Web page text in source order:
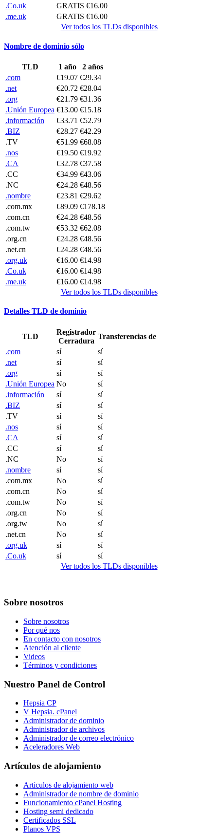
.Co.uk
GRATIS €16.00
.me.uk
GRATIS €16.00
Ver todos los TLDs disponibles
Nombre de dominio sólo
TLD 1 año
2 años
.com
€19.07 €29.34
.net
€20.72 €28.04
.org
€21.79 €31.36
.Unión Europea €13.00 €15.18
.información
€33.71 €52.79
.BIZ
€28.27 €42.29
.TV
€51.99 €68.08
.nos
€19.50 €19.92
.CA
€32.78 €37.58
.CC
€34.99 €43.06
.NC
€24.28 €48.56
.nombre
€23.81 €29.62
.com.mx
€89.09 €178.18
.com.cn
€24.28 €48.56
.com.tw
€53.32 €62.08
.org.cn
€24.28 €48.56
.net.cn
€24.28 €48.56
.org.uk
€16.00 €14.98
.Co.uk
€16.00 €14.98
.me.uk
€16.00 €14.98
Ver todos los TLDs disponibles
Detalles TLD de dominio
TLD
Registrador
Cerradura
Transferencias de
.com
sí
sí
.net
sí
sí
.org
sí
sí
.Unión Europea No
sí
.información
sí
sí
.BIZ
sí
sí
.TV
sí
sí
.nos
sí
sí
.CA
sí
sí
.CC
sí
sí
.NC
No
sí
.nombre
sí
sí
.com.mx
No
sí
.com.cn
No
sí
.com.tw
No
sí
.org.cn
No
sí
.org.tw
No
sí
.net.cn
No
sí
.org.uk
sí
sí
.Co.uk
sí
sí
Ver todos los TLDs disponibles
Sobre nosotros
Sobre nosotros
Por qué nos
En contacto con nosotros
Atención al cliente
Videos
Términos y condiciones
Nuestro Panel de Control
Hepsia CP
V Hepsia. cPanel
Administrador de dominio
Administrador de archivos
Administrador de correo electrónico
Aceleradores Web
Artículos de alojamiento
Artículos de alojamiento web
Administrador de nombre de dominio
Funcionamiento cPanel Hosting
Hosting semi dedicado
Certificados SSL
Planos VPS